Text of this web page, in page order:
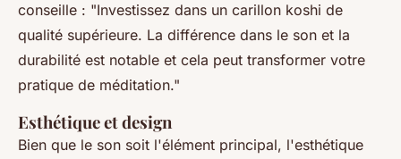
conseille : "Investissez dans un carillon koshi de
qualité supérieure. La différence dans le son et la
durabilité est notable et cela peut transformer votre
pratique de méditation."
Esthétique et design
Bien que le son soit l'élément principal, l'esthétique